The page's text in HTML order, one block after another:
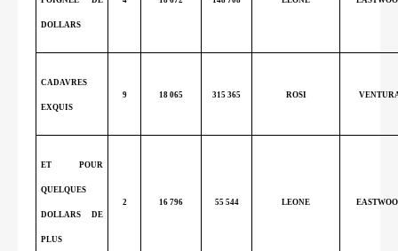
DOLLARS
CADAVRES
EXQUIS
9 18 065 315 365 ROSI
ET POUR
QUELQUES
DOLLARS DE
PLUS
2 16 796 55 544 LEONE